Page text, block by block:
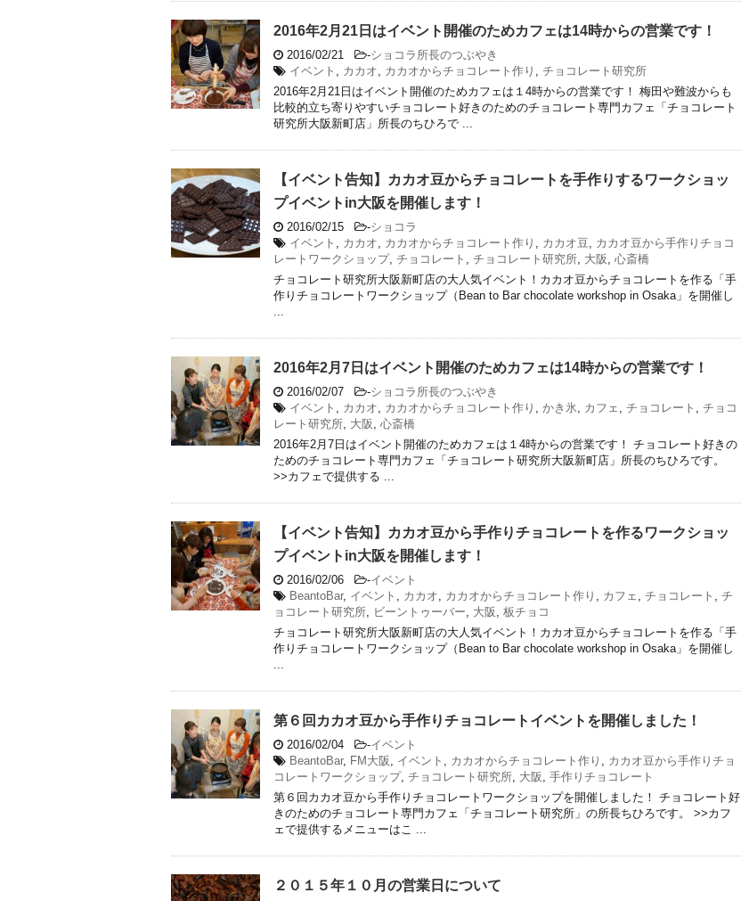
2016年2月21日はイベント開催のためカフェは14時からの営業です！
2016/02/21 -ショコラ所長のつぶやき
イベント
カカオ カカオからチョコレート作り
チョコレート研究所
2016年2月21日はイベント開催のためカフェは１4時からの営業です！ 梅田や難波からも
比較的立ち寄りやすいチョコレート好きのためのチョコレート専門カフェ「チョコレート
研究所大阪新町店」所長のちひろで ...
【イベント告知】カカオ豆からチョコレートを手作りするワークショッ
プイベントin大阪を開催します！
2016/02/15 -ショコラ
イベント
カカオ カカオからチョコレート作り カカオ豆
カカオ豆から手作りチョコ
レートワークショップ, チョコレート チョコレート研究所 大阪
心斎橋
チョコレート研究所大阪新町店の大人気イベント！カカオ豆からチョコレートを作る「手
作りチョコレートワークショップ（Bean to Bar chocolate workshop in Osaka」を開催し
2016年2月7日はイベント開催のためカフェは14時からの営業です！
2016/02/07 -ショコラ所長のつぶやき
イベント
カカオ カカオからチョコレート作り かき氷 カフェ チョコレート
チョコ
レート研究所 大阪
心斎橋
2016年2月7日はイベント開催のためカフェは１4時からの営業です！ チョコレート好きの
ためのチョコレート専門カフェ「チョコレート研究所大阪新町店」所長のちひろです。
>>カフェで提供する ...
【イベント告知】カカオ豆から手作りチョコレートを作るワークショッ
プイベントin大阪を開催します！
2016/02/06 -イベント
BeantoBar, イベント カカオ カカオからチョコレート作り カフェ チョコレート
チ
ョコレート研究所
ビーントゥーバー 大阪
板チョコ
チョコレート研究所大阪新町店の大人気イベント！カカオ豆からチョコレートを作る「手
作りチョコレートワークショップ（Bean to Bar chocolate workshop in Osaka」を開催し
第６回カカオ豆から手作りチョコレートイベントを開催しました！
2016/02/04 -イベント
BeantoBar, FM大阪 イベント カカオからチョコレート作り
カカオ豆から手作りチョ
コレートワークショップ, チョコレート研究所 大阪
手作りチョコレート
第６回カカオ豆から手作りチョコレートワークショップを開催しました！ チョコレート好
きのためのチョコレート専門カフェ「チョコレート研究所」の所長ちひろです。 >>カフ
ェで提供するメニューはこ ...
２０１５年１０月の営業日について